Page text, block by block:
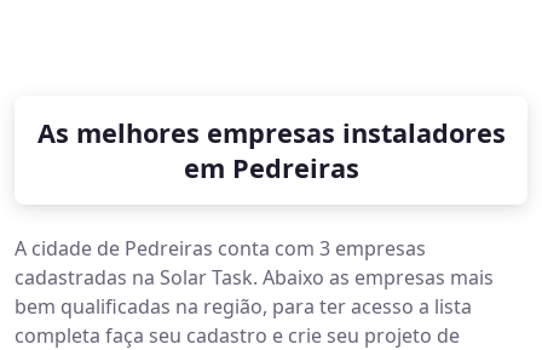
As melhores empresas instaladores
em Pedreiras
A cidade de Pedreiras conta com 3 empresas
cadastradas na Solar Task. Abaixo as empresas mais
bem qualificadas na região, para ter acesso a lista
completa faça seu cadastro e crie seu projeto de